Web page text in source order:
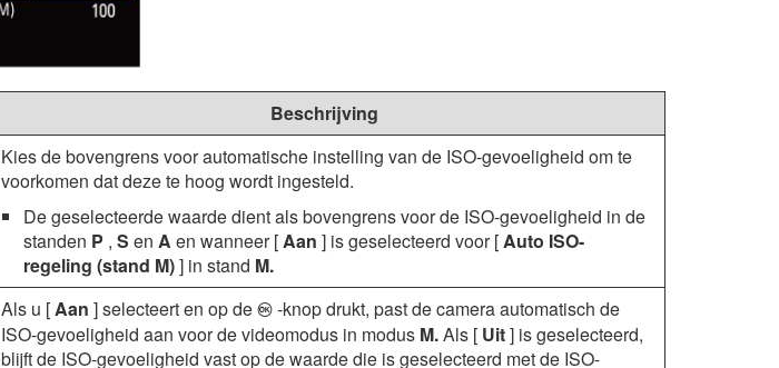
Beschrijving
Kies de bovengrens voor automatische instelling van de ISO-gevoeligheid om te
voorkomen dat deze te hoog wordt ingesteld.
De geselecteerde waarde dient als bovengrens voor de ISO-gevoeligheid in de
standen P , S en A en wanneer [Aan ] is geselecteerd voor [Auto ISO-
regeling (stand M)] in stand M.
Als u [Aan ] selecteert en op de J -knop drukt, past de camera automatisch de
ISO-gevoeligheid aan voor de videomodus in modus M.Als [ Uit] is geselecteerd,
blijft de ISO-gevoeligheid vast op de waarde die is geselecteerd met de ISO-